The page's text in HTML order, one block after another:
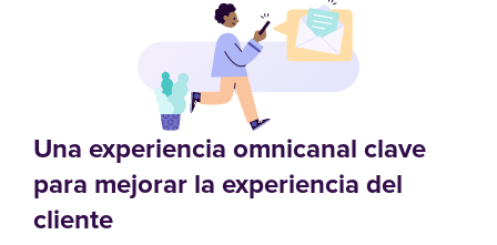
Una experiencia omnicanal clave
para mejorar la experiencia del
cliente